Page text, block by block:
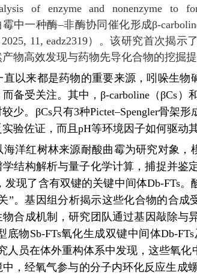
of enzyme and nonenzyme to
霉中一种酶–非酶协同催化形成β-
2025, 11, eadz2319）。该研究首次揭
物高效发现与药物先导化合物的挖掘提
直以来都是药物的重要来源，吲哚生
备受关注。其中，β-carboline（βCs）
少。βCs只有3种Pictet–Spengler骨架
验佐证，而且pH等环境因子如何驱动
海洋红树林来源耐酸曲霉为研究对象，
结构解析与量子化学计算，捕捉并鉴
发现了含有双键的关键中间体Db-FTs
”。基因组分析揭示这些化合物的合成
合成机制，研究团队通过基因敲除与
底物Sb-FTs氧化生成双键中间体Db-FTs
人员在体外重构体系中发现，这些氧
，经氧气参与的分子内环化反应生成